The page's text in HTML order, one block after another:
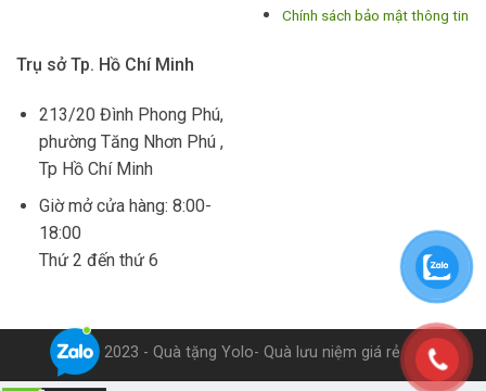
Chính sách bảo mật thông tin
Trụ sở Tp. Hồ Chí Minh
213/20 Đình Phong Phú,
phường Tăng Nhơn Phú ,
Tp Hồ Chí Minh
Giờ mở cửa hàng: 8:00-
18:00
Thứ 2 đến thứ 6
© 2023 - Quà tặng Yolo- Quà lưu niệm giá rẻ